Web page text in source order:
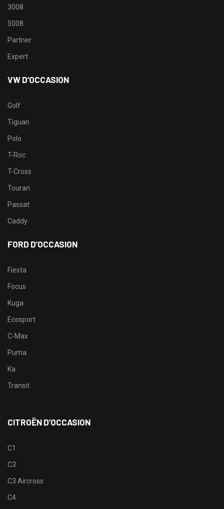
3008
5008
Partner
Expert
VW D’OCCASION
Golf
Tiguan
Polo
T-Roc
T-Cross
Touran
Passat
Caddy
FORD D’OCCASION
Fiesta
Focus
Kuga
Ecosport
C-Max
Puma
Ka
Transit
CITROËN D’OCCASION
C1
C3
C3 Aircross
C4